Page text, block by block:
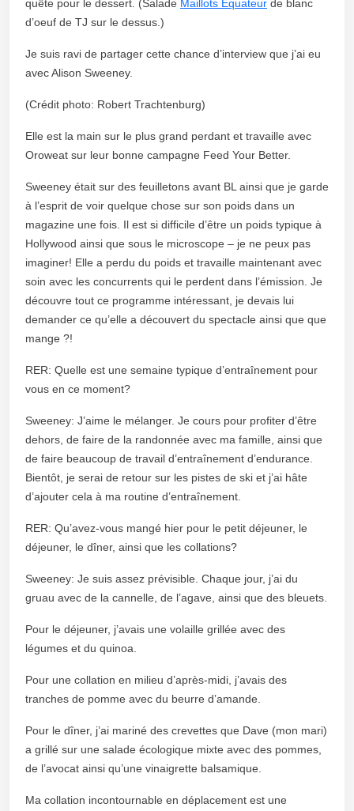
quête pour le dessert. (Salade Maillots Équateur de blanc
d’oeuf de TJ sur le dessus.)
Je suis ravi de partager cette chance d’interview que j’ai eu
avec Alison Sweeney.
(Crédit photo: Robert Trachtenburg)
Elle est la main sur le plus grand perdant et travaille avec
Oroweat sur leur bonne campagne Feed Your Better.
Sweeney était sur des feuilletons avant BL ainsi que je garde
à l’esprit de voir quelque chose sur son poids dans un
magazine une fois. Il est si difficile d’être un poids typique à
Hollywood ainsi que sous le microscope – je ne peux pas
imaginer! Elle a perdu du poids et travaille maintenant avec
soin avec les concurrents qui le perdent dans l’émission. Je
découvre tout ce programme intéressant, je devais lui
demander ce qu’elle a découvert du spectacle ainsi que que
mange ?!
RER: Quelle est une semaine typique d’entraînement pour
vous en ce moment?
Sweeney: J’aime le mélanger. Je cours pour profiter d’être
dehors, de faire de la randonnée avec ma famille, ainsi que
de faire beaucoup de travail d’entraînement d’endurance.
Bientôt, je serai de retour sur les pistes de ski et j’ai hâte
d’ajouter cela à ma routine d’entraînement.
RER: Qu’avez-vous mangé hier pour le petit déjeuner, le
déjeuner, le dîner, ainsi que les collations?
Sweeney: Je suis assez prévisible. Chaque jour, j’ai du
gruau avec de la cannelle, de l’agave, ainsi que des bleuets.
Pour le déjeuner, j’avais une volaille grillée avec des
légumes et du quinoa.
Pour une collation en milieu d’après-midi, j’avais des
tranches de pomme avec du beurre d’amande.
Pour le dîner, j’ai mariné des crevettes que Dave (mon mari)
a grillé sur une salade écologique mixte avec des pommes,
de l’avocat ainsi qu’une vinaigrette balsamique.
Ma collation incontournable en déplacement est une